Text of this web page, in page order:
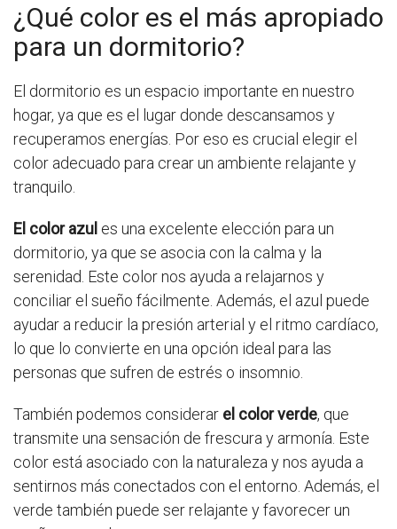
¿Qué color es el más apropiado
para un dormitorio?
El dormitorio es un espacio importante en nuestro
hogar, ya que es el lugar donde descansamos y
recuperamos energías. Por eso es crucial elegir el
color adecuado para crear un ambiente relajante y
tranquilo.
El color azul es una excelente elección para un
dormitorio, ya que se asocia con la calma y la
serenidad. Este color nos ayuda a relajarnos y
conciliar el sueño fácilmente. Además, el azul puede
ayudar a reducir la presión arterial y el ritmo cardíaco,
lo que lo convierte en una opción ideal para las
personas que sufren de estrés o insomnio.
También podemos considerar el color verde, que
transmite una sensación de frescura y armonía. Este
color está asociado con la naturaleza y nos ayuda a
sentirnos más conectados con el entorno. Además, el
verde también puede ser relajante y favorecer un